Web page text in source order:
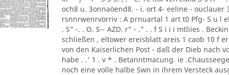
och8 u. 3onnaöend8. - i. ort 4- eeline -
rsnnrwenrvorriv : A prnuartal 1 art t0 Pfg- S u l
. S" -. . O. S-- AZD. r" - ." . . f S i i i mtliies .
schließen , eltower ereisblatt areis 1 caob 10 f
von den Kaiserlichen Post - daß der Dieb nach
habe . .' 1 . v * . Betanntmacung. ie
noch eine volle halbe Swn in ihrem Versteck